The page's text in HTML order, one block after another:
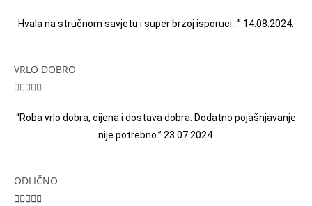
Hvala na stručnom savjetu i super brzoj isporuci…” 14.08.2024.
VRLO DOBRO

“Roba vrlo dobra, cijena i dostava dobra. Dodatno pojašnjavanje
nije potrebno.” 23.07.2024.
ODLIČNO
